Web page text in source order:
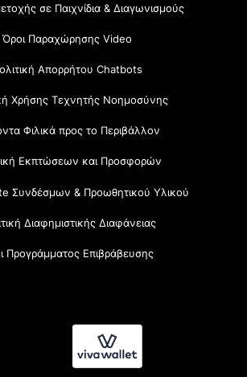
σε Παιχνίδια & Διαγωνισμούς
Όροι Παραχώρησης Video
Απορρήτου Chatbots
Χρήσης Τεχνητής Νοημοσύνης
Φιλικά προς το Περιβάλλον
Εκπτώσεων και Προσφορών
Συνδέσμων & Προωθητικού Υλικού
Διαφημιστικής Διαφάνειας
Προγράμματος Επιβράβευσης